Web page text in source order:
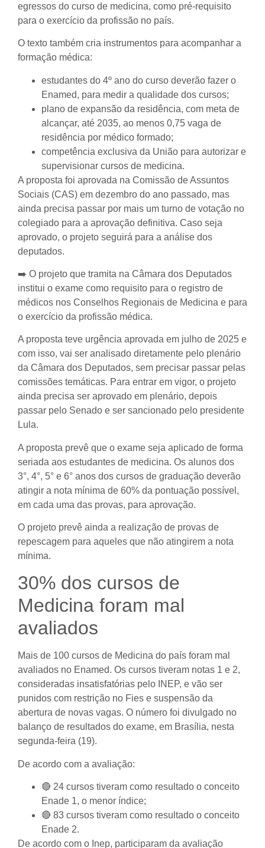
egressos do curso de medicina, como pré-requisito
para o exercício da profissão no país.
O texto também cria instrumentos para acompanhar a
formação médica:
estudantes do 4º ano do curso deverão fazer o
Enamed, para medir a qualidade dos cursos;
plano de expansão da residência, com meta de
alcançar, até 2035, ao menos 0,75 vaga de
residência por médico formado;
competência exclusiva da União para autorizar e
supervisionar cursos de medicina.
A proposta foi aprovada na Comissão de Assuntos
Sociais (CAS) em dezembro do ano passado, mas
ainda precisa passar por mais um turno de votação no
colegiado para a aprovação definitiva. Caso seja
aprovado, o projeto seguirá para a análise dos
deputados.
➡️ O projeto que tramita na Câmara dos Deputados
institui o exame como requisito para o registro de
médicos nos Conselhos Regionais de Medicina e para
o exercício da profissão médica.
A proposta teve urgência aprovada em julho de 2025 e
com isso, vai ser analisado diretamente pelo plenário
da Câmara dos Deputados, sem precisar passar pelas
comissões temáticas. Para entrar em vigor, o projeto
ainda precisa ser aprovado em plenário, depois
passar pelo Senado e ser sancionado pelo presidente
Lula.
A proposta prevê que o exame seja aplicado de forma
seriada aos estudantes de medicina. Os alunos dos
3°, 4°, 5° e 6° anos dos cursos de graduação deverão
atingir a nota mínima de 60% da pontuação possível,
em cada uma das provas, para aprovação.
O projeto prevê ainda a realização de provas de
repescagem para aqueles que não atingirem a nota
mínima.
30% dos cursos de
Medicina foram mal
avaliados
Mais de 100 cursos de Medicina do país foram mal
avaliados no Enamed. Os cursos tiveram notas 1 e 2,
consideradas insatisfatórias pelo INEP, e vão ser
punidos com restrição no Fies e suspensão da
abertura de novas vagas. O número foi divulgado no
balanço de resultados do exame, em Brasília, nesta
segunda-feira (19).
De acordo com a avaliação:
🔴 24 cursos tiveram como resultado o conceito
Enade 1, o menor índice;
🔴 83 cursos tiveram como resultado o conceito
Enade 2.
De acordo com o Inep, participaram da avaliação